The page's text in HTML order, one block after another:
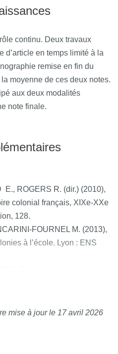
continu. Deux travaux
d’article en temps limité à la
remise en fin du
moyenne de ces deux notes.
aux deux modalités
note finale.
ROGERS R. (dir.) (2010),
colonial français, XIXe-XXe
128.
FOURNEL M. (2013),
à l’école. Lyon : ENS
africains et petites patries
mise à jour le 17 avril 2026